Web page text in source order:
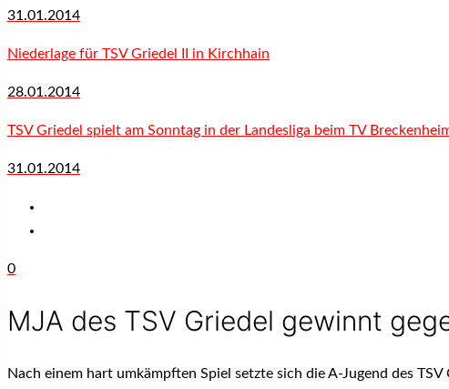
31.01.2014
Niederlage für TSV Griedel II in Kirchhain
28.01.2014
TSV Griedel spielt am Sonntag in der Landesliga beim TV
31.01.2014
0
MJA des TSV Griedel gewinnt
Nach einem hart umkämpften Spiel setzte sich die A-Jugend des